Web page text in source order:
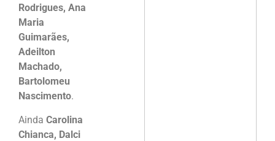
Rodrigues, Ana
Maria
Guimarães,
Adeilton
Machado,
Bartolomeu
Nascimento.
Ainda Carolina
Chianca, Dalci